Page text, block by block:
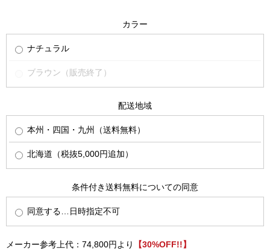
カラー
ナチュラル
ブラウン（販売終了）
配送地域
本州・四国・九州（送料無料）
北海道（税抜5,000円追加）
条件付き送料無料についての同意
同意する…日時指定不可
メーカー参考上代：74,800円より
【30%OFF!!】